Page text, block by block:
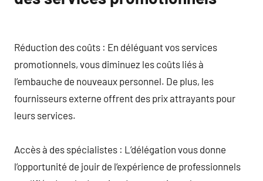
Réduction des coûts : En déléguant vos services
promotionnels, vous diminuez les coûts liés à
l’embauche de nouveaux personnel. De plus, les
fournisseurs externe offrent des prix attrayants pour
leurs services.
Accès à des spécialistes : L’délégation vous donne
l’opportunité de jouir de l’expérience de professionnels